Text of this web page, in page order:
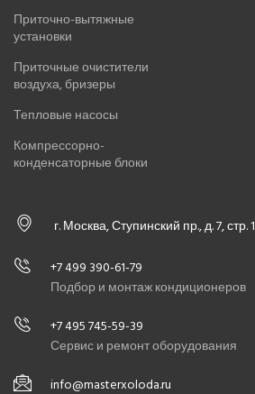
Приточно-вытяжные
установки
Приточные очистители
воздуха, бризеры
Тепловые насосы
Компрессорно-
конденсаторные блоки
г. Москва, Ступинский пр., д. 7, стр. 1
+7 499 390-61-79
Подбор и монтаж кондиционеров
+7 495 745-59-39
Сервис и ремонт оборудования
info@masterxoloda.ru